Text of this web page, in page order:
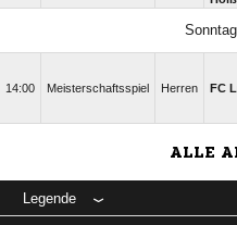
14:00 Meisterschaftsspiel Herren FC
ALLE
Legende